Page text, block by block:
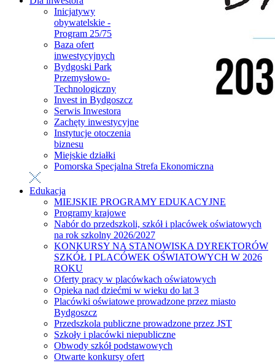
Inicjatywy
obywatelskie -
Program 25/75
Baza ofert
inwestycyjnych
Bydgoski Park
Przemysłowo-
Technologiczny
Invest in Bydgoszcz
Serwis Inwestora
Zachęty inwestycyjne
Instytucje otoczenia
biznesu
Miejskie działki
Pomorska Specjalna Strefa Ekonomiczna
Edukacja
MIEJSKIE PROGRAMY EDUKACYJNE
Programy krajowe
Nabór do przedszkoli, szkół i placówek oświatowych
na rok szkolny 2026/2027
KONKURSY NA STANOWISKA DYREKTORÓW
SZKÓŁ I PLACÓWEK OŚWIATOWYCH W 2026
ROKU
Oferty pracy w placówkach oświatowych
Opieka nad dziećmi w wieku do lat 3
Placówki oświatowe prowadzone przez miasto
Bydgoszcz
Przedszkola publiczne prowadzone przez JST
Szkoły i placówki niepubliczne
Obwody szkół podstawowych
Otwarte konkursy ofert